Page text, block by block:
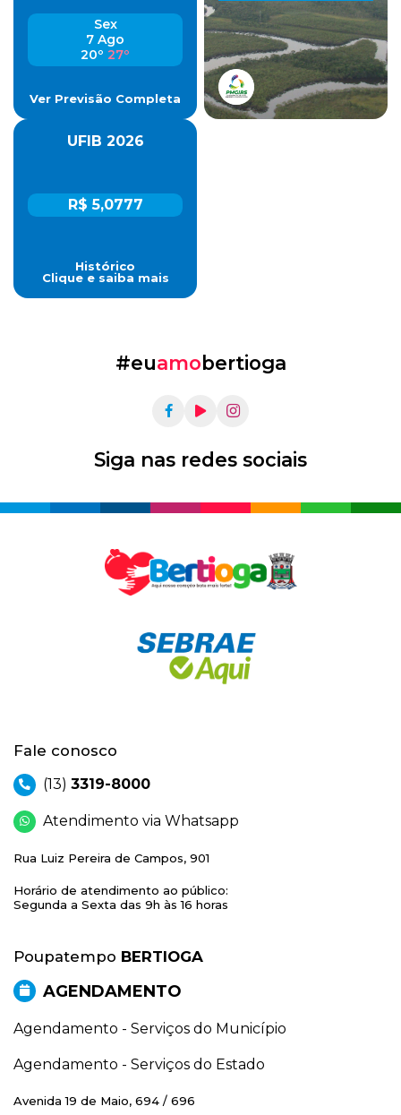
Sex
7 Ago
20º 27º
Ver Previsão Completa
UFIB 2026
R$ 5,0777
Histórico
Clique e saiba mais
#euamobertioga
Siga nas redes sociais
Fale conosco
(13) 3319-8000
Atendimento via Whatsapp
Rua Luiz Pereira de Campos, 901
Horário de atendimento ao público:
Segunda a Sexta das 9h às 16 horas
Poupatempo BERTIOGA
AGENDAMENTO
Agendamento - Serviços do Município
Agendamento - Serviços do Estado
Avenida 19 de Maio, 694 / 696